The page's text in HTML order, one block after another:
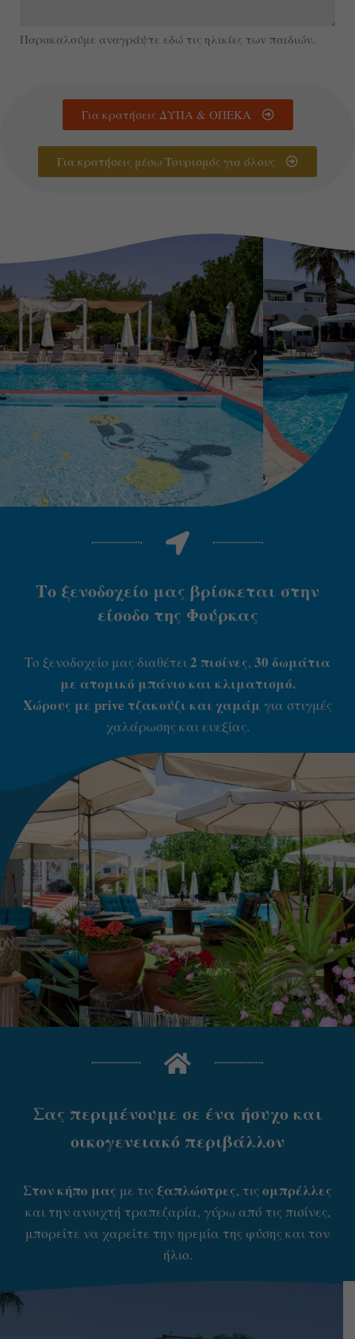
Παρακαλούμε αναγράψτε εδώ τις ηλικίες των παιδιών.
Για κρατήσεις ΔΥΠΑ & ΟΠΕΚΑ
Για κρατήσεις μέσω Τουρισμός για όλους
Το ξενοδοχείο μας βρίσκεται στην
είσοδο της Φούρκας
Το ξενοδοχείο μας διαθέτει2 πισίνες, 30 δωμάτια
με ατομικό μπάνιο και κλιματισμό.
Χώρους με prive τζακούζι και χαμάμ για στιγμές
χαλάρωσης και ευεξίας.
Σας περιμένουμε σε ένα ήσυχο και
οικογενειακό περιβάλλον
Στον κήπο μας με τις ξαπλώστρες, τιςομπρέλλες
και την ανοιχτή τραπεζαρία, γύρω από τις πισίνες,
μπορείτε να χαρείτε την ηρεμία της φύσης και τον
ήλιο.